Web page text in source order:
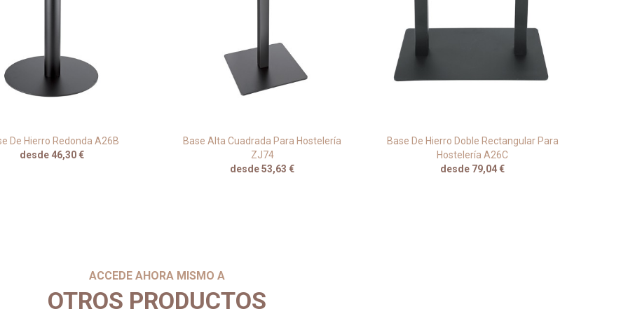
De Hierro Redonda A26B
desde 46,30 €
Base Alta Cuadrada Para Hostelería
ZJ74
desde 53,63 €
Base De Hierro Doble Rectangular Para
Hostelería A26C
desde 79,04 €
ACCEDE AHORA MISMO A
OTROS PRODUCTOS